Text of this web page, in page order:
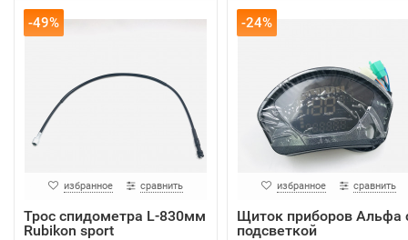
-49%
избранное сравнить
Трос спидометра L-830мм
Rubikon sport
-24%
избранное сравнить
Щиток приборов Альфа
подсветкой